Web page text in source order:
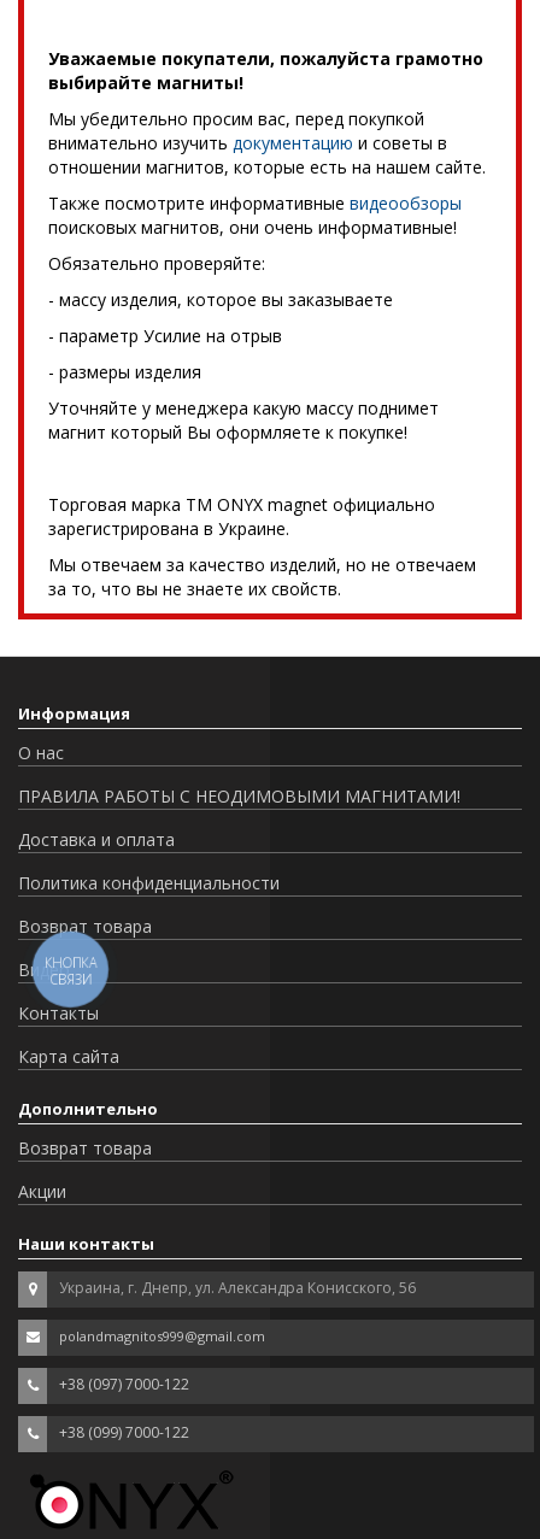
Уважаемые покупатели, пожалуйста грамотно
выбирайте магниты!
Мы убедительно просим вас, перед покупкой
внимательно изучить документацию и советы в
отношении магнитов, которые есть на нашем сайте.
Также посмотрите информативные видеообзоры
поисковых магнитов, они очень информативные!
Обязательно проверяйте:
- массу изделия, которое вы заказываете
- параметр Усилие на отрыв
- размеры изделия
Уточняйте у менеджера какую массу поднимет
магнит который Вы оформляете к покупке!
Торговая марка TM ONYX magnet официально
зарегистрирована в Украине.
Мы отвечаем за качество изделий, но не отвечаем
за то, что вы не знаете их свойств.
Информация
О нас
ПРАВИЛА РАБОТЫ С НЕОДИМОВЫМИ МАГНИТАМИ!
Доставка и оплата
Политика конфиденциальности
Возврат товара
Видео
Контакты
Карта сайта
Дополнительно
Возврат товара
Акции
Наши контакты
Украина, г. Днепр, ул. Александра Конисского, 56
polandmagnitos999@gmail.com
+38 (097) 7000-122
+38 (099) 7000-122
КНОПКА
СВЯЗИ